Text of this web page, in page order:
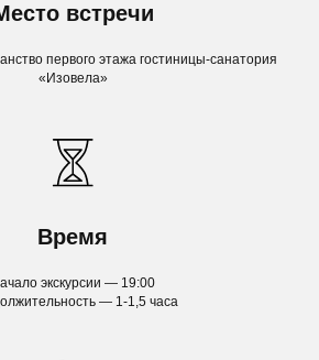
встречи
первого этажа гостиницы-санатория
«Изовела»
Время
экскурсии — 19:00
— 1-1,5 часа